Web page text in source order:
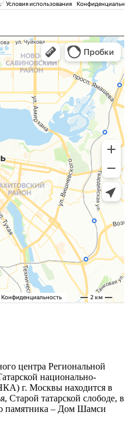
ближайшее метро Новокузнецкая —
центра Региональной
национально-
г. Москвы находится в
Старой татарской слободе, в
памятника – Дом Шамси